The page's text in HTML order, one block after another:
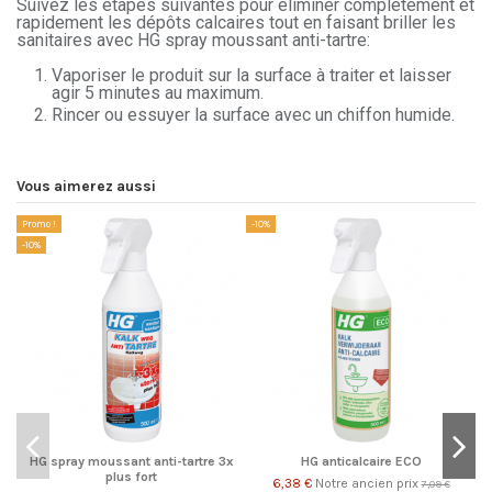
Suivez les étapes suivantes pour éliminer complètement et
rapidement les dépôts calcaires tout en faisant briller les
sanitaires avec HG spray moussant anti-tartre:
Vaporiser le produit sur la surface à traiter et laisser
agir 5 minutes au maximum.
Rincer ou essuyer la surface avec un chiffon humide.
Vous aimerez aussi
Promo !
-10%
HG spray moussant anti-tartre 3x
plus fort
-10%
HG anticalcaire ECO
6,38 € Notre ancien prix7,09 €